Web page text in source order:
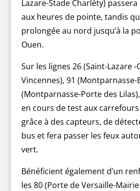
Lazare-Stade Charléty)
aux heures de pointe, tandis
prolongée au nord jusqu’à la
Ouen.
Sur les lignes 26 (Saint-Lazare -
Vincennes), 91 (Montparnasse-
(Montparnasse-Porte des
en cours de test aux
grâce à des capteurs, de
bus et fera passer les feux
vert.
Bénéficient également d’un
les 80 (Porte de Versaille-Mairie